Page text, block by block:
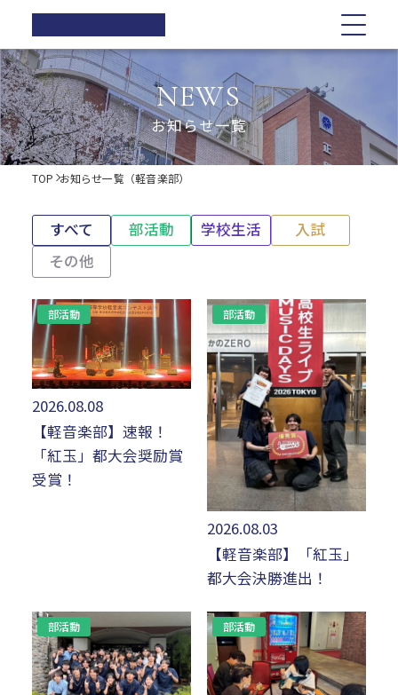
正則高等
学校
学校紹介
正則高等学校の3つの柱
校長ご挨拶
歴史・伝統
制服紹介
教育の特色
正則教育の全体図
学習指導
教科紹介
教育内容
進路実績
後援会
学校生活
年間行事
体育祭
学院祭
学習旅行
学院祭特設ページ
入試情報
オープンスクール・学校説明会
募集要項
Web出願について
お問い合わせ
在校生の方へ
卒業生の方へ
各種証明書の発行
学校紹介
正則高等学校の3つの柱
校長ご挨拶
歴史・伝統
制服紹介
施設紹介
教育の特色
正則教育の全体図
学習指導
教科紹介
教育内容
進路指導
進路実績
卒業生の声
生活指導
学校生活
年間行事
体育祭
学院祭
学習旅行
体験学習
学院祭特設ページ
生徒会・部活動
入試情報
オープンスクール・学校説明会
募集要項
Web出願について
入試Q&A
学費軽減・助成制度
お問い合わせ
お知らせ一覧
在校生の方へ
卒業生の方へ
各種証明書の発行
同窓会
デジタル パンフレット
資料請求
アクセス
NEWS
お知らせ一覧
TOP お知らせ一覧（軽音楽部）
すべて 部活動 学校生活
入試
その他
部活動
2026.08.08
【軽音楽部】速報！
「紅玉」都大会奨励賞
受賞！
部活動
2026.08.03
【軽音楽部】「紅玉」
都大会決勝進出！
部活動 部活動